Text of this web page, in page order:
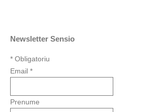
Newsletter Sensio
* Obligatoriu
Email *
Prenume